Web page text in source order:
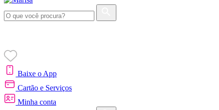
Baixe o App
Cartão e Serviços
Minha conta